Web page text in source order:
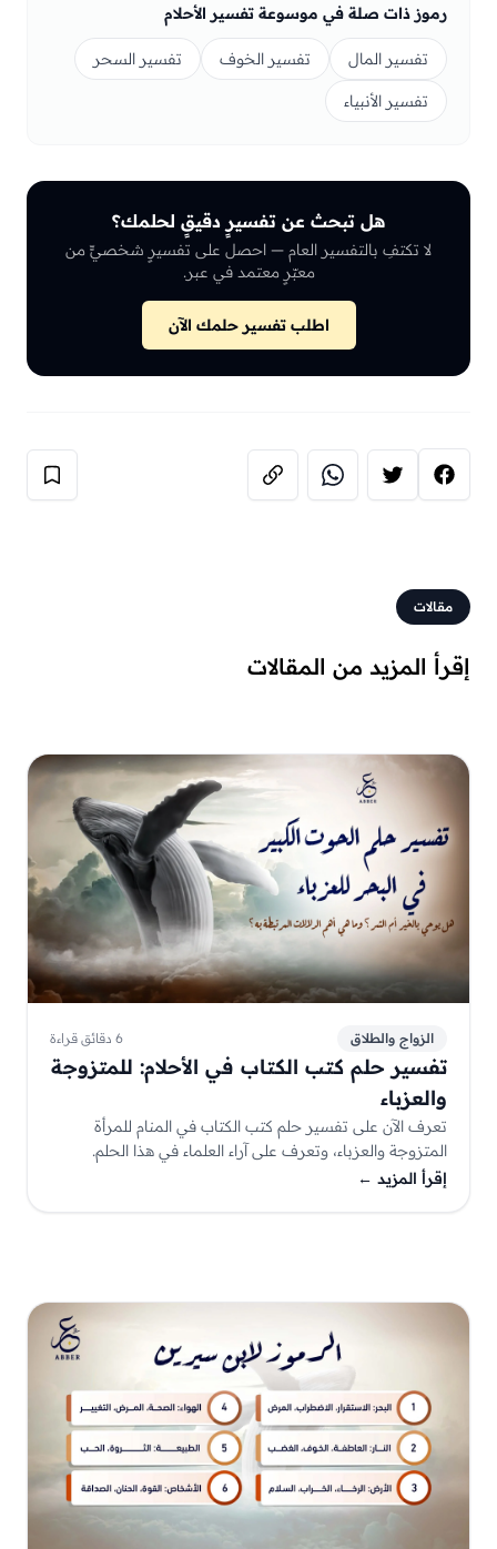
رموز ذات صلة في موسوعة تفسير الأحلام
تفسير المال تفسير الخوف تفسير السحر
تفسير الأنبياء
هل تبحث عن تفسيرٍ دقيقٍ لحلمك؟
لا تكتفِ بالتفسير العام — احصل على تفسيرٍ شخصيٍّ من
معبّرٍ معتمد في عبر.
اطلب تفسير حلمك الآن
مقالات
إقرأ المزيد من المقالات
الزواج والطلاق 6 دقائق قراءة
تفسير حلم كتب الكتاب في الأحلام: للمتزوجة
والعزباء
تعرف الآن على تفسير حلم كتب الكتاب في المنام للمرأة
المتزوجة والعزباء، وتعرف على آراء العلماء في هذا الحلم.
إقرأ المزيد ←